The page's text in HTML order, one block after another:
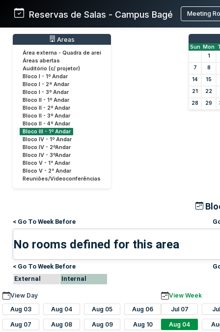
Reservas de Salas - Campus Bagé Meeting
Areas
Área externa - Quadra de arei
Áreas abertas
Auditório (c/ projetor)
Bloco I - 1º Andar
Bloco I - 2ª Andar
Bloco I - 3º Andar
Bloco II - 1º Andar
Bloco II - 2º Andar
Bloco II - 3º Andar
Bloco II - 4º Andar
Bloco III - 1º Andar
Bloco IV - 1º Andar
Bloco IV - 2ºAndar
Bloco IV - 3ºAndar
Bloco V - 1° Andar
Bloco V - 2° Andar
Reuniões/Videoconferências
Sun Mon
1
7
8
14
15
21
22
28
29
< Go To Week Before
No rooms defined for this area
< Go To Week Before
External
Internal
View Day
Aug 03
Aug 04 Aug 05 Aug 06
Aug 07 Aug 08 Aug 09 Aug 10
View Week
Jul 07
Aug 04